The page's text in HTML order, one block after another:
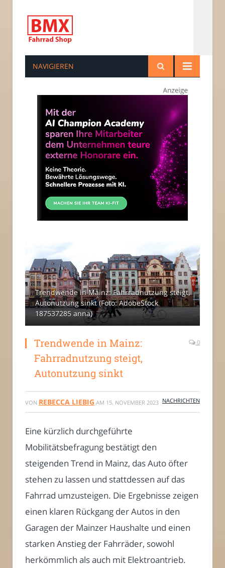
bmxfahrradshop.de
NAVIGIEREN
Trendwende in Mainz: Fahrradnutzung steigt,
Autonutzung sinkt (Foto: AdobeStock
187537285 anna)
Trendwende in Mainz:
Fahrradnutzung steigt,
Autonutzung sinkt
0
VON REBECCA LIEBIG AM 15. NOVEMBER 2023 NACHRICHTEN
Eine kürzlich durchgeführte
Mobilitätsbefragung bestätigt den
steigenden Trend in Mainz, das Auto öfter
stehen zu lassen und stattdessen auf das
Fahrrad umzusteigen. Die Ergebnisse zeigen
einen klaren Rückgang der Autos in den
Garagen der Mainzer Haushalte und einen
starken Anstieg der Fahrräder, sowohl
herkömmlich als auch mit Elektroantrieb.